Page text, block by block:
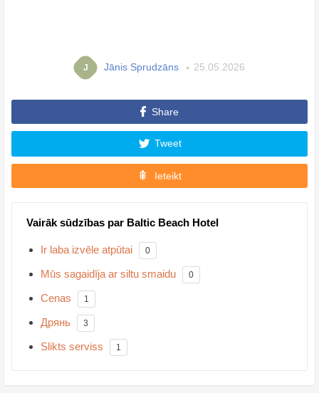
J Jānis Sprudzāns 25.05.2026
Share
Tweet
Ieteikt
Vairāk sūdzības par Baltic Beach Hotel
Ir laba izvēle atpūtai 0
Mūs sagaidīja ar siltu smaidu 0
Cenas 1
Дрянь 3
Slikts serviss 1